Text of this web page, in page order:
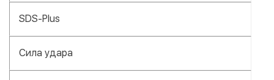
SDS-Plus
Сила удара